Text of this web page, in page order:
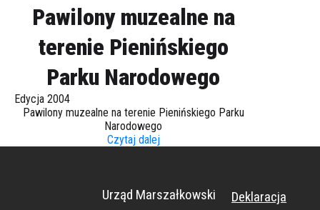
Pawilony muzealne na
terenie Pienińskiego
Parku Narodowego
Edycja 2004
Pawilony muzealne na terenie Pienińskiego Parku
Narodowego
Czytaj dalej
Urząd Marszałkowski
Deklaracja